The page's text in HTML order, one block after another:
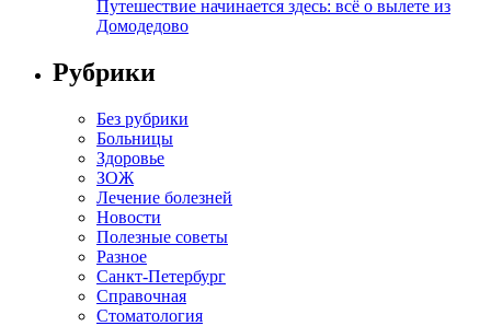
Путешествие начинается здесь: всё о вылете из
Домодедово
Рубрики
Без рубрики
Больницы
Здоровье
ЗОЖ
Лечение болезней
Новости
Полезные советы
Разное
Санкт-Петербург
Справочная
Стоматология